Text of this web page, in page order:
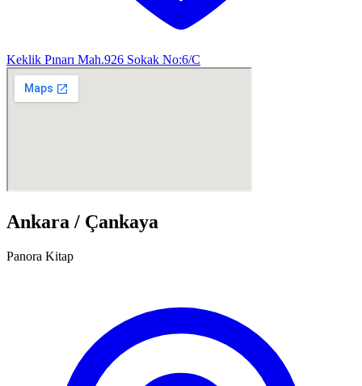
Keklik Pınarı Mah.926 Sokak No:6/C
Ankara / Çankaya
Panora Kitap